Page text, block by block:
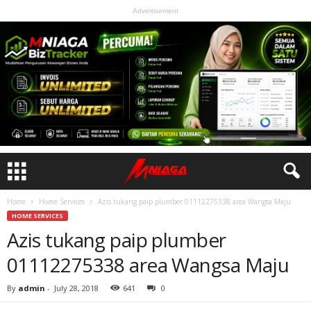
Advertisement
Home Home Services Azis tukang paip plumber 01112275338 area Wangsa Maju
HOME SERVICES
Azis tukang paip plumber
01112275338 area Wangsa Maju
By admin - July 28, 2018 641 0